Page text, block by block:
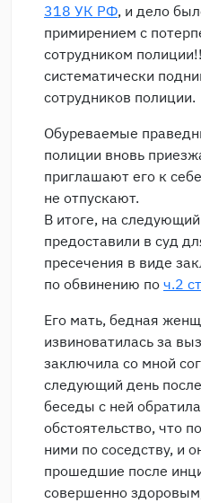
318 УК РФ, и дело
примирением с
сотрудником
систематически
сотрудников полиции.
Обуреваемые
полиции вновь
приглашают его к
не отпускают.
В итоге, на
предоставили в суд
пресечения в виде
по обвинению по ч.2
Его мать, бедная
извиноватилась за
заключила со мной
следующий день
беседы с ней
обстоятельство, что
ними по соседству, и
прошедшие после
совершенно